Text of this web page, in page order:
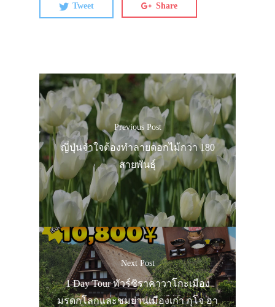
Tweet Share
Previous Post
ญี่ปุ่นจำใจต้องทำลายดอกไม้กว่า 180
สายพันธุ์
Next Post
1 Day Tour ทัวร์ชิราคาวาโกะเมือง
มรดกโลกและชมย่านเมืองเก่า กุโจ ฮา